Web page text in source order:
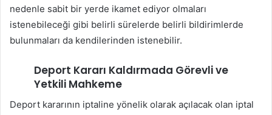
nedenle sabit bir yerde ikamet ediyor olmaları
istenebileceği gibi belirli sürelerde belirli bildirimlerde
bulunmaları da kendilerinden istenebilir.
Deport Kararı Kaldırmada Görevli ve
Yetkili Mahkeme
Deport kararının iptaline yönelik olarak açılacak olan iptal